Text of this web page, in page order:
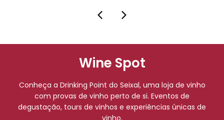
Wine Spot
Conheça a Drinking Point do Seixal, uma loja de vinho
com provas de vinho perto de si. Eventos de
degustação, tours de vinhos e experiências únicas de
vinho.